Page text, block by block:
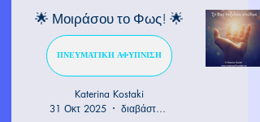
🌟 Μοιράσου το Φως! 🌟
ΠΝΕΥΜΑΤΙΚΗ ΑΦΥΠΝΙΣΗ
Katerina Kostaki
31 Οκτ 2025
διαβάστηκε 1 λεπτά